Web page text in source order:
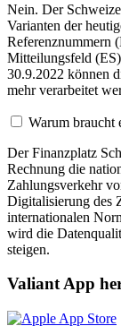
Nein. Der
Varianten der
Referenznummern
Mitteilungsfeld
30.9.2022 können
mehr verarbeitet
Warum braucht
Der Finanzplatz
Rechnung die
Zahlungsverkehr
Digitalisierung des
internationalen
wird die
steigen.
Valiant App